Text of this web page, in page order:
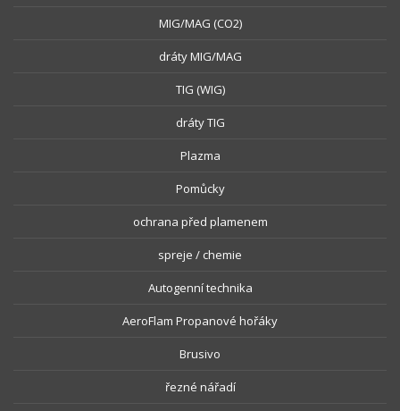
MIG/MAG (CO2)
dráty MIG/MAG
TIG (WIG)
dráty TIG
Plazma
Pomůcky
ochrana před plamenem
spreje / chemie
Autogenní technika
AeroFlam Propanové hořáky
Brusivo
řezné nářadí